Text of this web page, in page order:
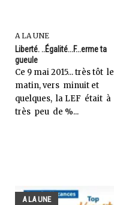
A LA UNE
Liberté. ..Égalité...F...erme ta
gueule
Ce 9 mai 2015... très tôt le
matin, vers minuit et
quelques, la LEF était à
très peu de %...
A LA UNE